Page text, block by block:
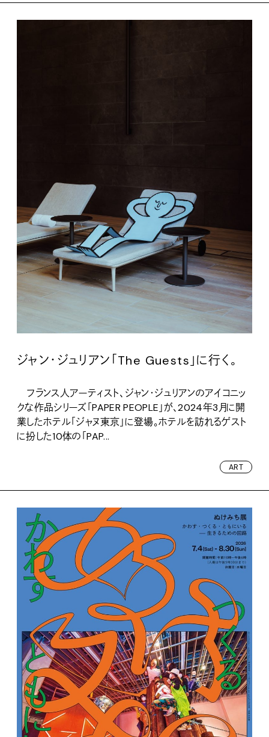
ジャン・ジュリアン「The Guests」に行く。
フランス人アーティスト、ジャン・ジュリアンのアイコニッ
クな作品シリーズ「PAPER PEOPLE」が、2024年3月に開
業したホテル「ジャヌ東京」に登場。ホテルを訪れるゲスト
に扮した10体の「PAP...
ART